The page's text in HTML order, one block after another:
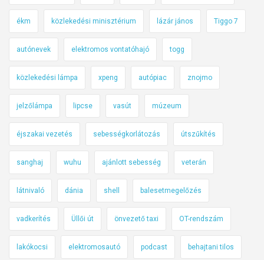
ékm közlekedési minisztérium lázár jános Tiggo 7
autónevek elektromos vontatóhajó togg
közlekedési lámpa xpeng autópiac znojmo
jelzőlámpa lipcse vasút múzeum
éjszakai vezetés sebességkorlátozás útszűkítés
sanghaj wuhu ajánlott sebesség veterán
látnivaló dánia shell balesetmegelőzés
vadkerítés Üllői út önvezető taxi OT-rendszám
lakókocsi elektromosautó podcast behajtani tilos